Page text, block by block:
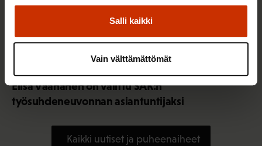
Salli kaikki
Vain välttämättömät
Elisa Väänänen on valittu SAK:n
työsuhdeneuvonnan asiantuntijaksi
Kaikki uutiset ja puheenaiheet